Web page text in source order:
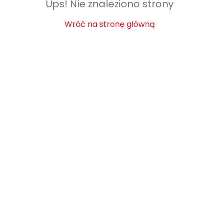
Ups! Nie znaleziono strony
Wróć na stronę główną